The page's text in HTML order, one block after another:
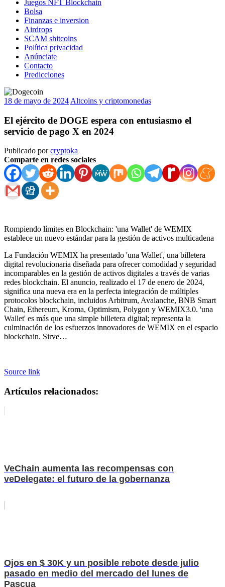
Juegos NFT Blockchain
Bolsa
Finanzas e inversion
Airdrops
SCAM shitcoins
Política privacidad
Anúnciate
Contacto
Predicciones
18 de mayo de 2024 Altcoins y criptomonedas
El ejército de DOGE espera con entusiasmo el
servicio de pago X en 2024
Publicado porcryptoka
Comparte en redes sociales
Rompiendo límites en Blockchain: 'una Wallet' de WEMIX
establece un nuevo estándar para la gestión de activos multicadena
La Fundación WEMIX ha presentado 'una Wallet', una billetera
digital revolucionaria diseñada para ofrecer comodidad y seguridad
incomparables en la gestión de activos digitales a través de varias
redes blockchain. El anuncio, realizado el 17 de enero de 2024,
significa una nueva era en la perfecta integración de múltiples
protocolos blockchain, incluidos Arbitrum, Avalanche, BNB Smart
Chain, Ethereum, Kroma, Optimism, Polygon y WEMIX3.0. 'una
Wallet' es más que una simple billetera digital; representa la
culminación de los esfuerzos innovadores de WEMIX en el espacio
blockchain. Sirve…
Source link
Artículos relacionados:
VeChain aumenta las recompensas con
veDelegate: el futuro de la gobernanza
Ojos en $ 30K y un posible rebote desde julio
pasado en medio del mercado del lunes de
Pascua